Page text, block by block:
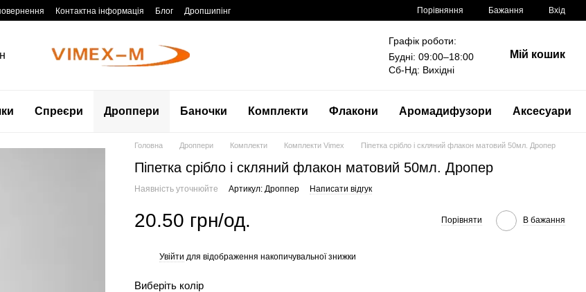
Контактна інформація Блог
Дропшипінг
Порівняння Бажання Вхід
Графік роботи:
Будні: 09:00–18:00
Сб-Нд: Вихідні
Мій кошик
Спреєри Дроппери Баночки Комплекти Флакони Аромадифузори Аксесуари
Головна Дроппери Комплекти Комплекти Vimex Піпетка срібло і скляний флакон матовий 50мл. Дропер
Піпетка срібло і скляний флакон матовий 50мл. Дропер
Наявність уточнюйте Артикул: Дроппер Написати відгук
20.50 грн/од. Порівняти В бажання
Увійти для відображення накопичувальної знижки
Виберіть колір